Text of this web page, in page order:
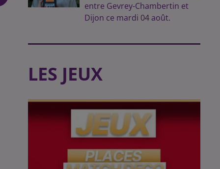
entre Gevrey-Chambertin et
Dijon ce mardi 04 août.
LES JEUX